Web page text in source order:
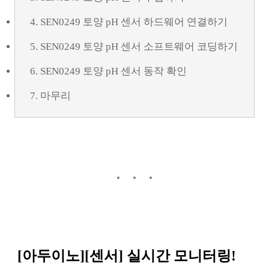
4. SEN0249 토양 pH 센서 하드웨어 연결하기
5. SEN0249 토양 pH 센서 소프트웨어 코딩하기
6. SEN0249 토양 pH 센서 동작 확인
7. 마무리
[아두이노][센서] 실시간 모니터링!